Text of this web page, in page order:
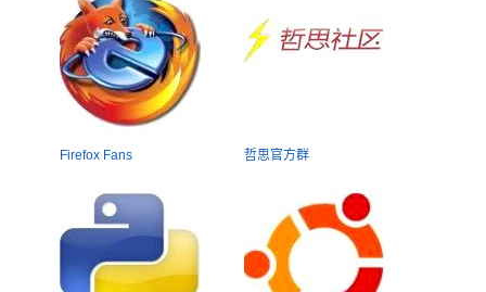
Firefox Fans 哲思官方群